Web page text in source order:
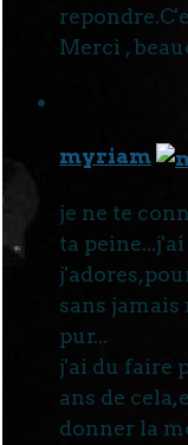
Merci ,
myriam
je ne te
ta
sans
pur...
j'ai du faire
ans de
donner la